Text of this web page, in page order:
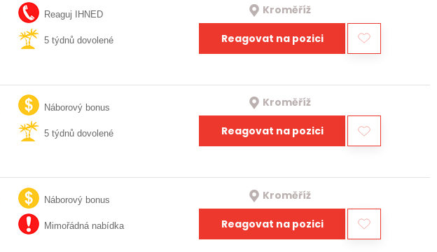
Reaguj IHNED
5 týdnů dovolené
Kroměříž
Reagovat na pozici
Náborový bonus
5 týdnů dovolené
Kroměříž
Reagovat na pozici
Náborový bonus
Mimořádná nabídka
Kroměříž
Reagovat na pozici